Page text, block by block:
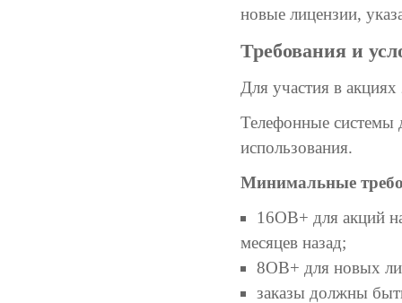
новые лицензии,
Требования и
Для участия в
Телефонные системы
использования.
Минимальные
16ОВ+ для акций
месяцев назад;
8ОВ+ для новых
заказы должны